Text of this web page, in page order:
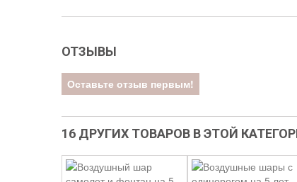
ОТЗЫВЫ
Оставьте отзыв первым!
16 ДРУГИХ ТОВАРОВ В ЭТОЙ